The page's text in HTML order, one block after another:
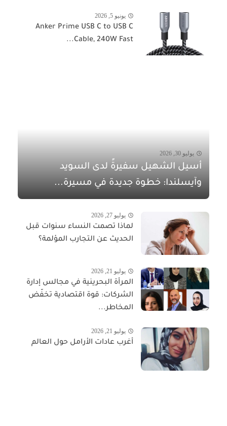
يونيو 5, 2026
Anker Prime USB C to USB C
Cable, 240W Fast...
يوليو 30, 2026
أسيل الشهيل سفيرةً لدى السويد
وآيسلندا: خطوة جديدة في مسيرة...
يوليو 27, 2026
لماذا تصمت النساء سنوات قبل
الحديث عن التجارب المؤلمة؟
يوليو 21, 2026
المرأة البحرينية في مجالس إدارة
الشركات: قوة اقتصادية تخفّض
المخاطر...
يوليو 21, 2026
أغرب عادات الأرامل حول العالم